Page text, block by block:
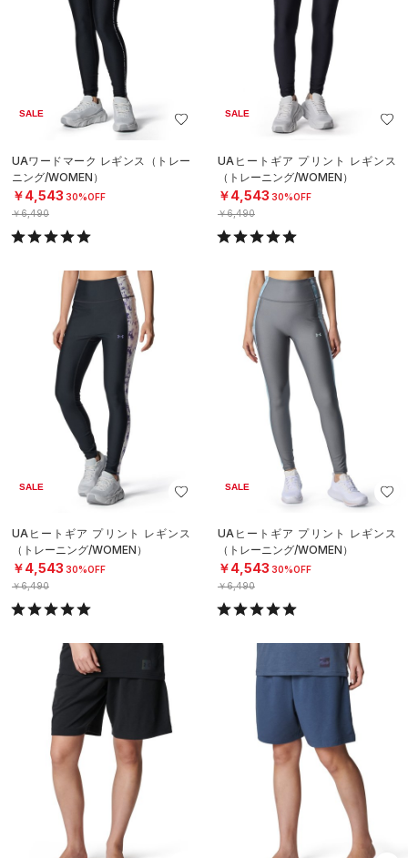
SALE
UAワードマーク レギンス（トレー
ニング/WOMEN）
￥4,543 30%OFF
￥6,490
SALE
UAヒートギア プリント レギンス
（トレーニング/WOMEN）
￥4,543 30%OFF
￥6,490
SALE
UAヒートギア プリント レギンス
（トレーニング/WOMEN）
￥4,543 30%OFF
￥6,490
SALE
UAヒートギア プリント レギンス
（トレーニング/WOMEN）
￥4,543 30%OFF
￥6,490